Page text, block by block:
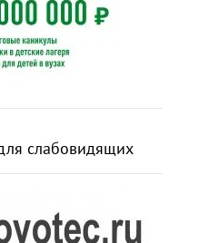
слабовидящих